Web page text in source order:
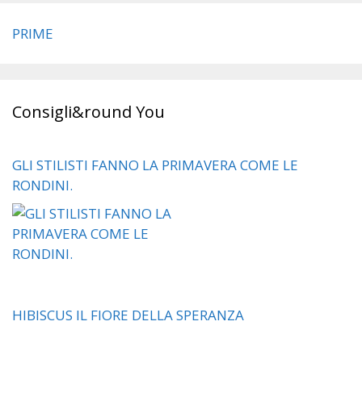
PRIME
Consigli&round You
GLI STILISTI FANNO LA PRIMAVERA COME LE
RONDINI.
HIBISCUS IL FIORE DELLA SPERANZA